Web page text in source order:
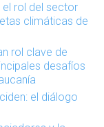
el rol del sector
climáticas de
rol clave de
desafíos
el diálogo